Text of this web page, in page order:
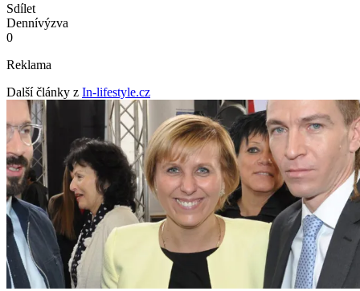
Sdílet
Dennívýzva
0
Reklama
Další články z In-lifestyle.cz